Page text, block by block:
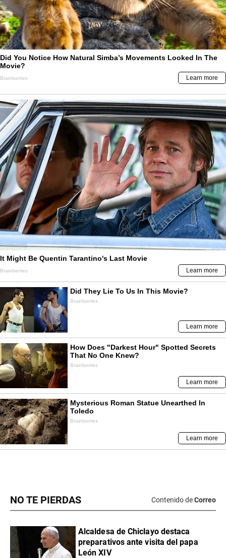
NO TE PIERDAS Contenido deCorreo
Alcaldesa de Chiclayo destaca
preparativos ante visita del papa
León XIV